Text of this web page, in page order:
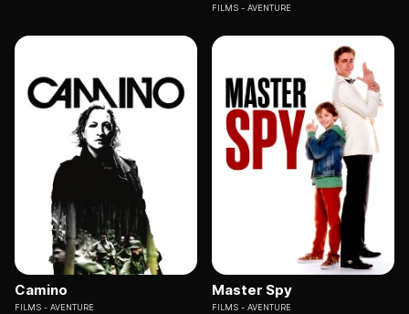
FILMS AVENTURE
Camino
FILMS AVENTURE
Master Spy
FILMS AVENTURE